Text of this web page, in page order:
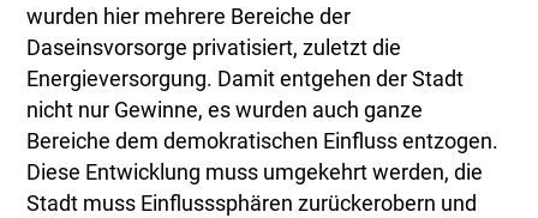
wurden hier mehrere Bereiche der
Daseinsvorsorge privatisiert, zuletzt die
Energieversorgung. Damit entgehen der Stadt
nicht nur Gewinne, es wurden auch ganze
Bereiche dem demokratischen Einfluss entzogen.
Diese Entwicklung muss umgekehrt werden, die
Stadt muss Einflusssphären zurückerobern und